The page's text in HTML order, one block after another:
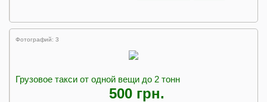
Фотографий: 3
Грузовое такси от одной вещи до 2 тонн
500 грн.